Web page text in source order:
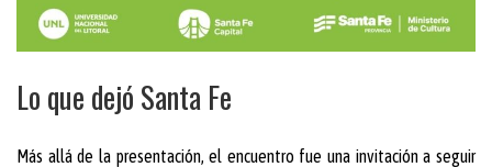
Lo que dejó Santa Fe
Más allá de la presentación, el encuentro fue una invitación a seguir